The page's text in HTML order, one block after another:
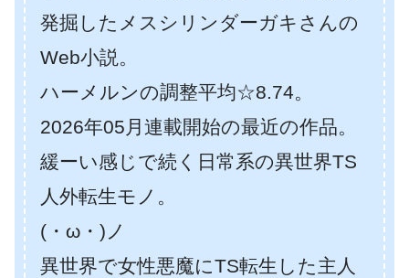
発掘したメスシリンダーガキさんの
Web小説。
ハーメルンの調整平均☆8.74。
2026年05月連載開始の最近の作品。
緩ーい感じで続く日常系の異世界TS
人外転生モノ。
(・ω・)ノ
異世界で女性悪魔にTS転生した主人